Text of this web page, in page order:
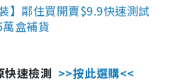
】鄰住買開賣$9.9快速測試
盒補貨
快速檢測 >>按此選購<<